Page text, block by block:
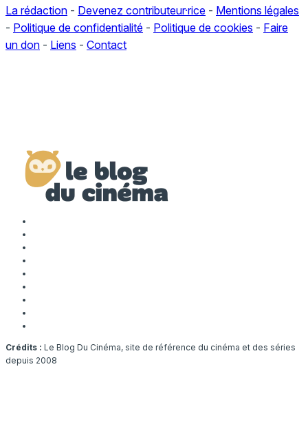
La rédaction - Devenez contributeur·rice - Mentions légales
- Politique de confidentialité - Politique de cookies - Faire
un don - Liens - Contact
Crédits : Le Blog Du Cinéma, site de référence du cinéma et des séries
depuis 2008